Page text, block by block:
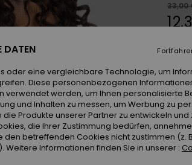
33,00
Farbe
DATEN
oder eine vergleichbare Technologie, um
Diese personenbezogenen
verwendet werden, um Ihnen personalisierte
und Inhalten zu messen, um Werbung zu
Produkte unserer Partner zu entwickeln und
die Ihrer Zustimmung bedürfen,
betreffenden Cookies nicht zustimmen (z.
Informationen finden Sie in unserer :